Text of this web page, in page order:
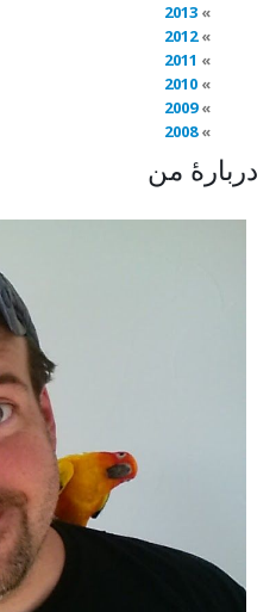
2013
2012
2011
2010
2009
2008
دربارهٔ من